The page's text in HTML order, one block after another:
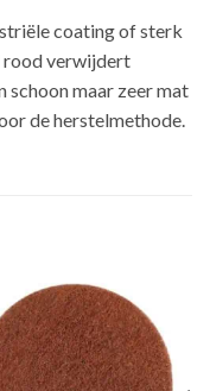
coating of sterk
rood verwijdert
schoon maar zeer mat
de herstelmethode.